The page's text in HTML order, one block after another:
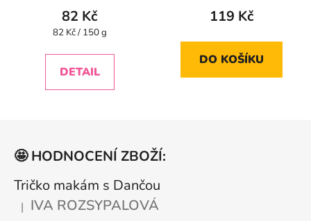
produktu
je
z
82 Kč
Měrná
82 Kč / 150 g
DETAIL
produktu
5,0
z
119 Kč
DO KOŠÍKU
🤩 HODNOCENÍ ZBOŽÍ:
Tričko makám s Dančou
Hodnocení produktu je 5 z 5 hvězdiček.
| IVA ROZSYPALOVÁ